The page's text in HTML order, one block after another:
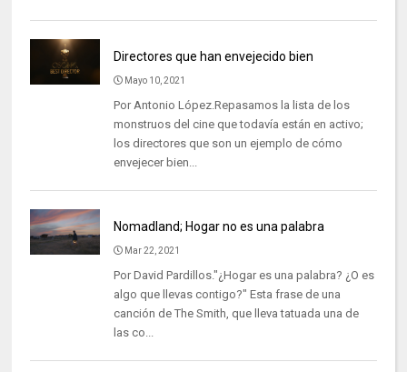
Directores que han envejecido bien
Mayo 10, 2021
Por Antonio López.Repasamos la lista de los
monstruos del cine que todavía están en activo;
los directores que son un ejemplo de cómo
envejecer bien...
Nomadland; Hogar no es una palabra
Mar 22, 2021
Por David Pardillos."¿Hogar es una palabra? ¿O es
algo que llevas contigo?" Esta frase de una
canción de The Smith, que lleva tatuada una de
las co...